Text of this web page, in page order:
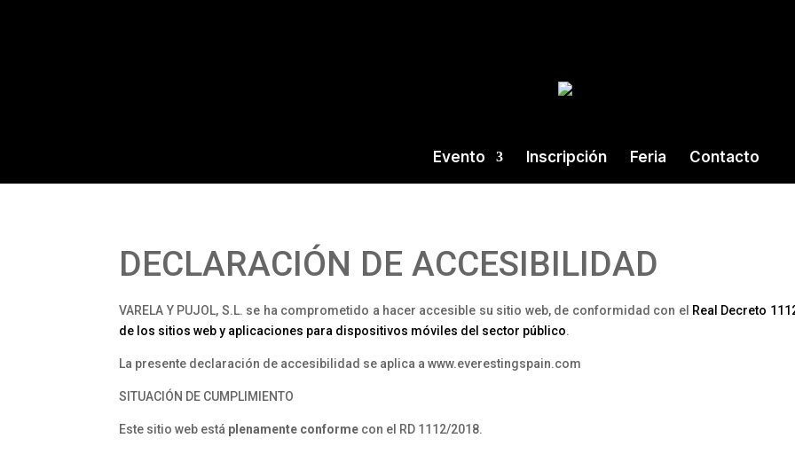
Evento Inscripción Feria Contacto
DECLARACIÓN DE ACCESIBILIDAD
VARELA Y PUJOL, S.L. se ha comprometido a hacer accesible su sitio web, de conformidad con el Real Decreto
de los sitios web y aplicaciones para dispositivos móviles del sector público.
La presente declaración de accesibilidad se aplica a www.everestingspain.com
SITUACIÓN DE CUMPLIMIENTO
Este sitio web está plenamente conforme con el RD 1112/2018.